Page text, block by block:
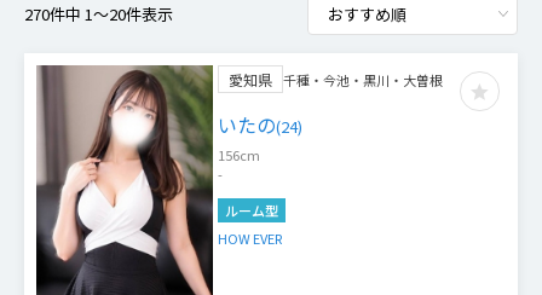
270件中 1〜20件表示
愛知県 千種・今池・黒川・大曽根
いたの(24)
156cm
-
ルーム型
HOW EVER